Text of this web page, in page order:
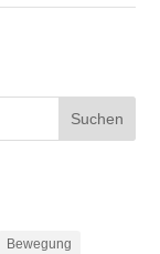
Bewegung